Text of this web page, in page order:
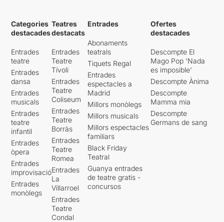
Categories
destacades
Entrades
teatre
Entrades
dansa
Entrades
musicals
Entrades
teatre
infantil
Entrades
òpera
Entrades
improvisació
Entrades
monòlegs
Teatres
destacats
Entrades
Teatre
Tívoli
Entrades
Teatre
Coliseum
Entrades
Teatre
Borràs
Entrades
Teatre
Romea
Entrades
La
Villarroel
Entrades
Teatre
Condal
Entrades
Abonaments
teatrals
Tiquets Regal
Entrades
espectacles a
Madrid
Millors monòlegs
Millors musicals
Millors espectacles
familiars
Black Friday
Teatral
Guanya entrades
de teatre gratis -
concursos
Ofertes
destacades
Descompte El
Mago Pop 'Nada
es imposible'
Descompte Ànima
Descompte
Mamma mia
Descompte
Germans de sang